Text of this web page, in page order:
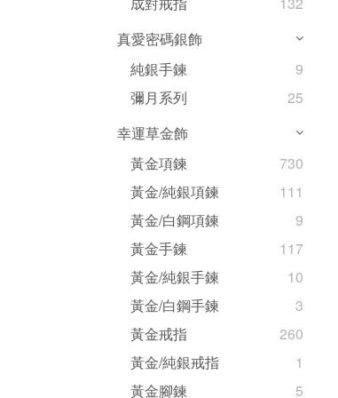
真愛密碼銀飾
純銀手鍊
9
彌月系列
25
幸運草金飾
黃金項鍊
730
黃金/純銀項鍊
111
黃金/白鋼項鍊
9
黃金手鍊
117
黃金/純銀手鍊
10
黃金/白鋼手鍊
3
黃金戒指
260
黃金/純銀戒指
1
黃金腳鍊
5